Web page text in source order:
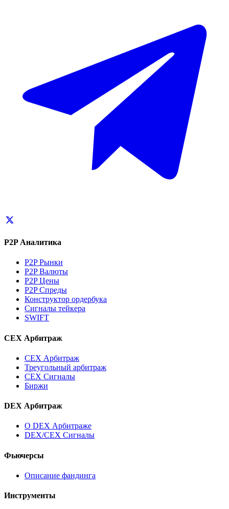
P2P Аналитика
P2P Рынки
P2P Валюты
P2P Цены
P2P Спреды
Конструктор ордербука
Сигналы тейкера
SWIFT
CEX Арбитраж
CEX Арбитраж
Треугольный арбитраж
CEX Сигналы
Биржи
DEX Арбитраж
О DEX Арбитраже
DEX/CEX Сигналы
Фьючерсы
Описание фандинга
Инструменты